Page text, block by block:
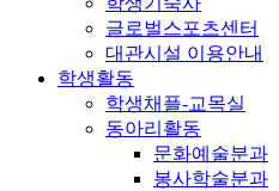
글로벌스포츠센터
대관시설 이용안내
학생활동
학생채플-교목실
동아리활동
문화예술분과
봉사학술분과